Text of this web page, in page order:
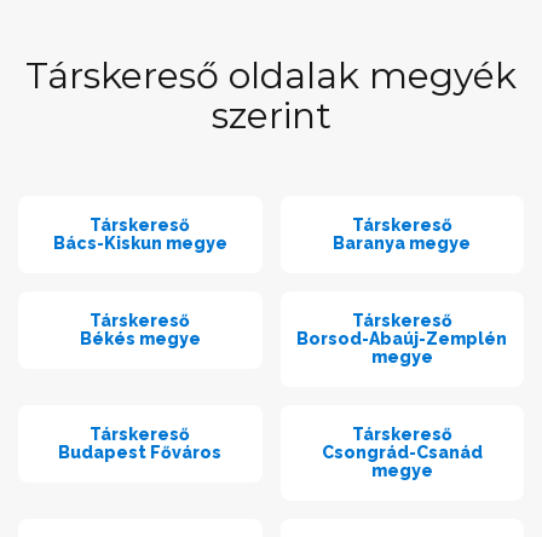
Társkereső oldalak megyék
szerint
Társkereső
Bács-Kiskun megye
Társkereső
Baranya megye
Társkereső
Békés megye
Társkereső
Borsod-Abaúj-Zemplén
megye
Társkereső
Budapest Főváros
Társkereső
Csongrád-Csanád
megye